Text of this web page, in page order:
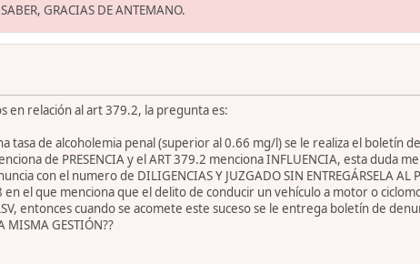
GRACIAS DE ANTEMANO.
en relación al art 379.2, la pregunta es:
de alcoholemia penal (superior al 0.66 mg/l) se le realiza el boletín
de PRESENCIA y el ART 379.2 menciona INFLUENCIA, esta duda
con el numero de DILIGENCIAS Y JUZGADO SIN ENTREGÁRSELA AL
en el que menciona que el delito de conducir un vehículo a motor o
entonces cuando se acomete este suceso se le entrega boletín de
GESTIÓN??